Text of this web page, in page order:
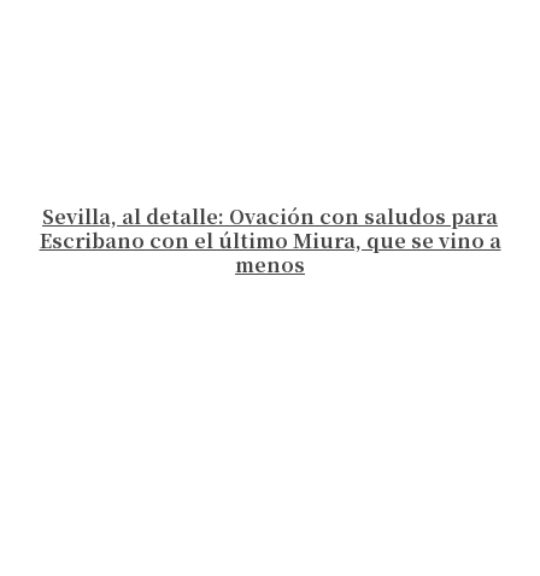
Sevilla, al detalle: Ovación con saludos para
Escribano con el último Miura, que se vino a
menos